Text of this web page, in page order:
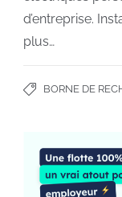
d’entreprise.
plus…
BORNE DE